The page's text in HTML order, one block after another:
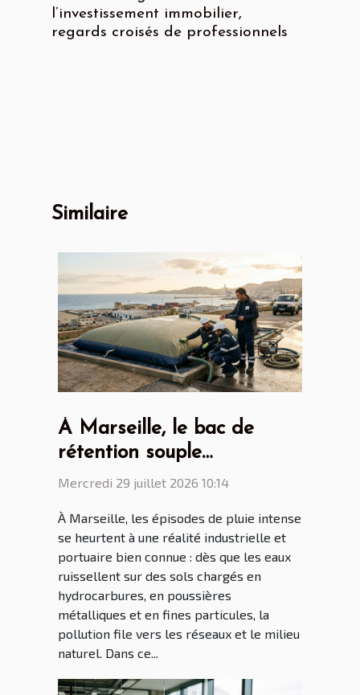
l’investissement immobilier,
regards croisés de professionnels
Similaire
À Marseille, le bac de
rétention souple
révolutionne la gestion des
Mercredi 29 juillet 2026 10:14
À Marseille, les épisodes de pluie intense
se heurtent à une réalité industrielle et
portuaire bien connue : dès que les eaux
ruissellent sur des sols chargés en
hydrocarbures, en poussières
métalliques et en fines particules, la
pollution file vers les réseaux et le milieu
naturel. Dans ce...